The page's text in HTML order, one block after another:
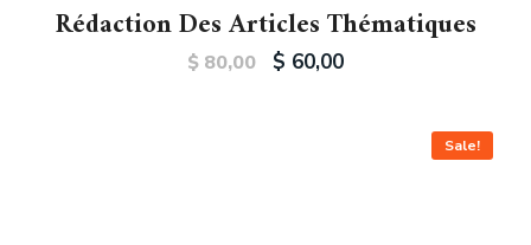
Rédaction Des Articles Thématiques
$ 80,00 $ 60,00
Sale!